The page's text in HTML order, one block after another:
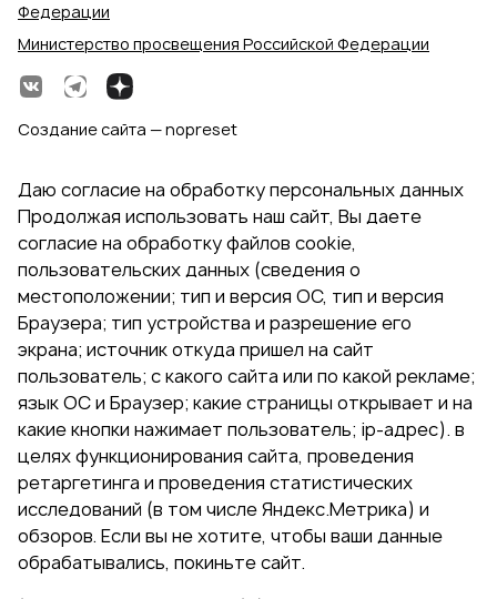
Федерации
Министерство просвещения Российской Федерации
Создание сайта — nopreset
Даю согласие на обработку персональных данных
Продолжая использовать наш сайт, Вы даете
согласие на обработку файлов cookie,
пользовательских данных (сведения о
местоположении; тип и версия ОС, тип и версия
Браузера; тип устройства и разрешение его
экрана; источник откуда пришел на сайт
пользователь; с какого сайта или по какой рекламе;
язык ОС и Браузер; какие страницы открывает и на
какие кнопки нажимает пользователь; ip-адрес). в
целях функционирования сайта, проведения
ретаргетинга и проведения статистических
исследований (в том числе Яндекс.Метрика) и
обзоров. Если вы не хотите, чтобы ваши данные
обрабатывались, покиньте сайт.